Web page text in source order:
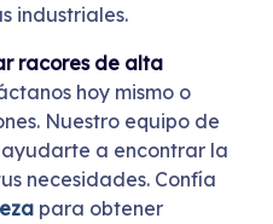
industriales.
racores de alta
hoy mismo o
Nuestro equipo de
a encontrar la
necesidades. Confía
para obtener